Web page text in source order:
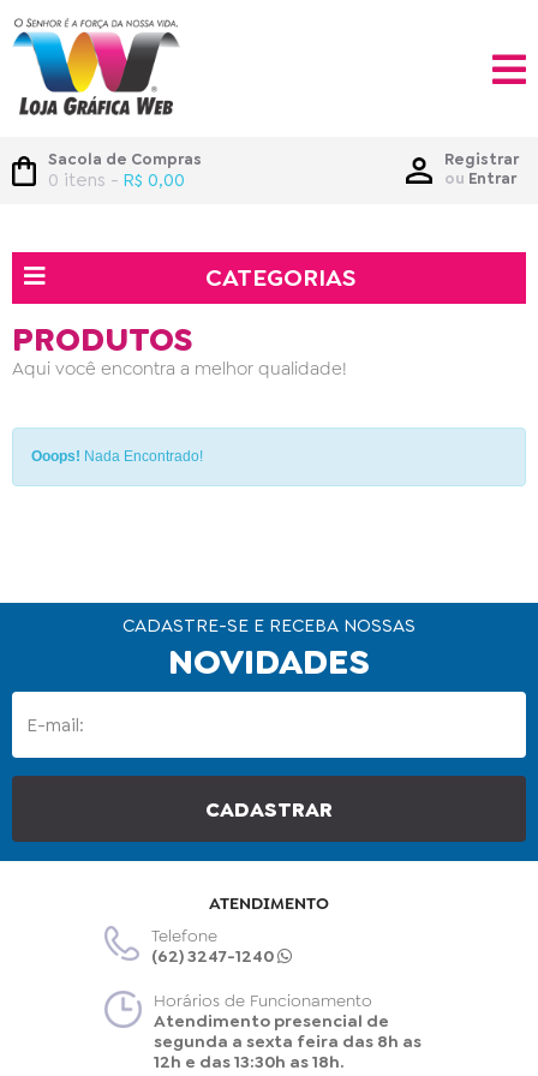
Sacola de Compras
0 itens - R$ 0,00
Registrar
ou Entrar
CATEGORIAS
PRODUTOS
Aqui você encontra a melhor qualidade!
Ooops! Nada Encontrado!
CADASTRE-SE E RECEBA NOSSAS
NOVIDADES
ATENDIMENTO
Telefone
(62) 3247-1240
Horários de Funcionamento
Atendimento presencial de
segunda a sexta feira das 8h as
12h e das 13:30h as 18h.